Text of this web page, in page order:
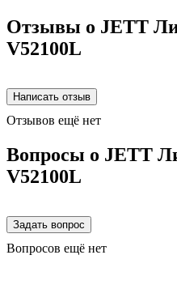
Отзывы о JETT
V52100L
Отзывов ещё нет
Вопросы о JETT
V52100L
Вопросов ещё нет